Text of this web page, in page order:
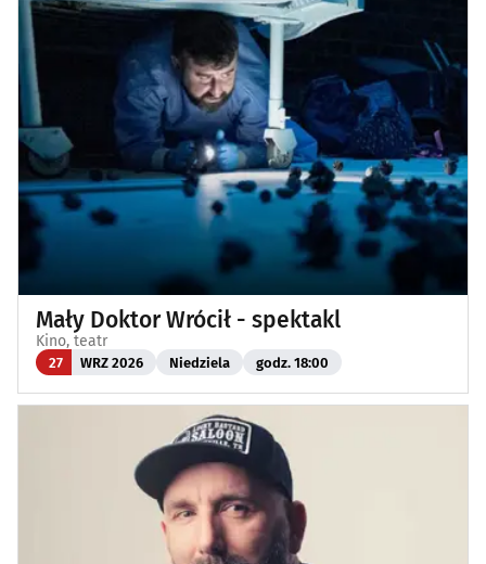
Mały Doktor Wrócił - spektakl
Kino, teatr
27 WRZ 2026 Niedziela godz. 18:00